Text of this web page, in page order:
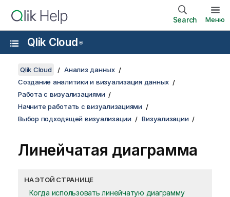
Search Меню
Qlik Cloud ®
Qlik Cloud
Анализ данных
Создание аналитики и визуализация данных
Работа с визуализациями
Начните работать с визуализациями
Выбор подходящей визуализации
Визуализации
Линейчатая диаграмма
НА ЭТОЙ СТРАНИЦЕ
Когда использовать линейчатую диаграмму